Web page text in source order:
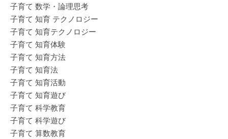
子育て 数学・論理思考
子育て 知育 テクノロジー
子育て 知育テクノロジー
子育て 知育体験
子育て 知育方法
子育て 知育法
子育て 知育活動
子育て 知育遊び
子育て 科学教育
子育て 科学遊び
子育て 算数教育